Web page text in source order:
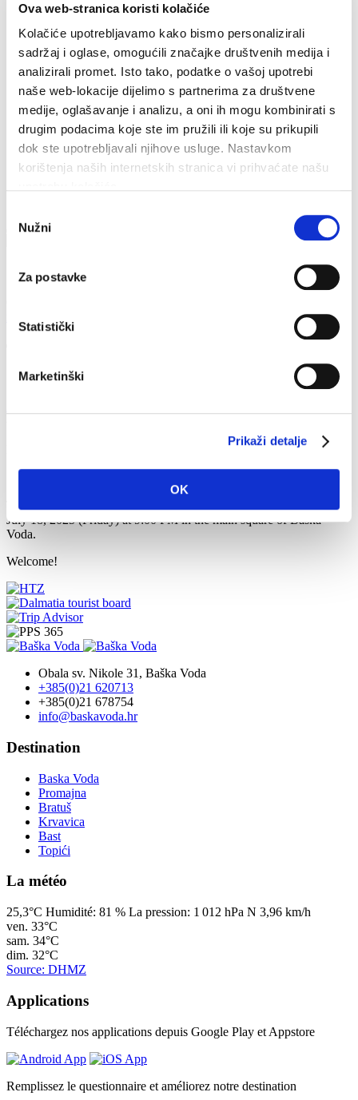
Ova web-stranica koristi kolačiće
Kolačiće upotrebljavamo kako bismo personalizirali
sadržaj i oglase, omogućili značajke društvenih medija i
analizirali promet. Isto tako, podatke o vašoj upotrebi
naše web-lokacije dijelimo s partnerima za društvene
medije, oglašavanje i analizu, a oni ih mogu kombinirati s
drugim podacima koje ste im pružili ili koje su prikupili
dok ste upotrebljavali njihove usluge. Nastavkom
korištenja naših internetskih stranica vi prihvaćate našu
pristanka
Nužni
Za postavke
Statistički
Marketinški
Prikaži detalje
OK
Comment nous joindre
Tourist info
Sondage
Cookiepolicy
Contacts
& Band of Roses
The concert by Ružica Čović & Band of Roses will take place on
July 18, 2025 (Friday) at 9:00 PM in the main square of Baška
Voda.
Welcome!
Obala sv. Nikole 31, Baška Voda
+385(0)21 620713
+385(0)21 678754
info@baskavoda.hr
Destination
Baska Voda
Promajna
Bratuš
Krvavica
Bast
Topići
La météo
25,3°C Humidité: 81 % La pression: 1 012 hPa N 3,96 km/h
ven. 33°C
sam. 34°C
dim. 32°C
Source: DHMZ
Applications
Téléchargez nos applications depuis Google Play et Appstore
Remplissez le questionnaire et améliorez notre destination